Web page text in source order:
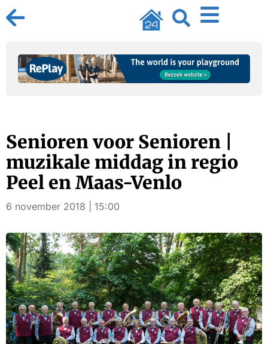
Senioren voor Senioren |
muzikale middag in regio
Peel en Maas-Venlo
6 november 2018 | 15:00